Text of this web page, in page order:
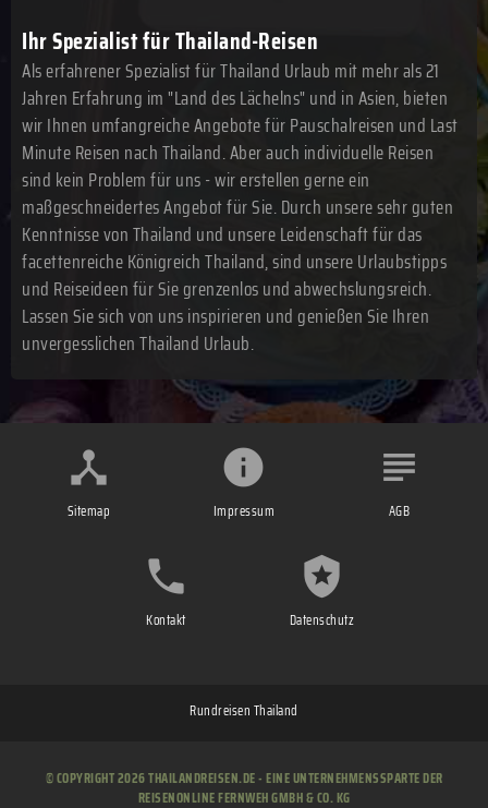
Ihr Spezialist für Thailand-Reisen
Als erfahrener Spezialist für Thailand Urlaub mit mehr als 21
Jahren Erfahrung im "Land des Lächelns" und in Asien, bieten
wir Ihnen umfangreiche Angebote für Pauschalreisen und Last
Minute Reisen nach Thailand. Aber auch individuelle Reisen
sind kein Problem für uns - wir erstellen gerne ein
maßgeschneidertes Angebot für Sie. Durch unsere sehr guten
Kenntnisse von Thailand und unsere Leidenschaft für das
facettenreiche Königreich Thailand, sind unsere Urlaubstipps
und Reiseideen für Sie grenzenlos und abwechslungsreich.
Lassen Sie sich von uns inspirieren und genießen Sie Ihren
unvergesslichen Thailand Urlaub.
Sitemap Impressum AGB
Kontakt Datenschutz
Rundreisen Thailand
© COPYRIGHT 2026 THAILANDREISEN.DE - EINE UNTERNEHMENSSPARTE DER
REISENONLINE FERNWEH GMBH & CO. KG